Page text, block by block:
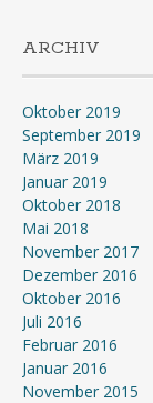
ARCHIV
Oktober 2019
September 2019
März 2019
Januar 2019
Oktober 2018
Mai 2018
November 2017
Dezember 2016
Oktober 2016
Juli 2016
Februar 2016
Januar 2016
November 2015